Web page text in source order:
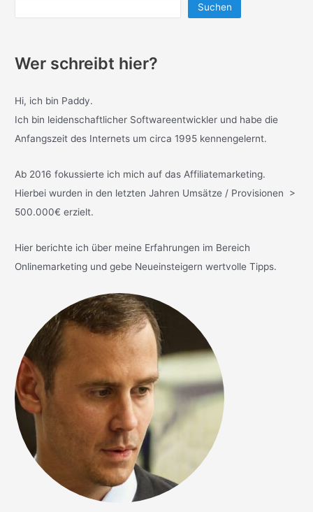
Suchen
Wer schreibt hier?
Hi, ich bin Paddy.
Ich bin leidenschaftlicher Softwareentwickler und habe die
Anfangszeit des Internets um circa 1995 kennengelernt.
Ab 2016 fokussierte ich mich auf das Affiliatemarketing.
Hierbei wurden in den letzten Jahren Umsätze / Provisionen >
500.000€ erzielt.
Hier berichte ich über meine Erfahrungen im Bereich
Onlinemarketing und gebe Neueinsteigern wertvolle Tipps.